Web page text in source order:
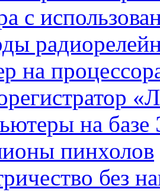
с
на
на базе
пинхолов
без